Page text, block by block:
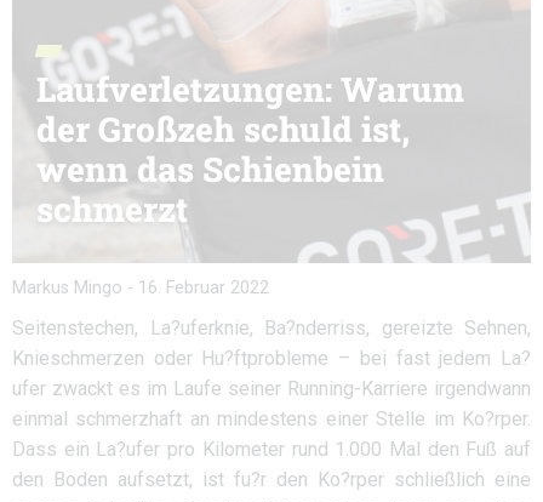
Laufverletzungen: Warum
der Großzeh schuld ist,
wenn das Schienbein
schmerzt
Markus Mingo - 16. Februar 2022
Seitenstechen, La?uferknie, Ba?nderriss, gereizte Sehnen,
Knieschmerzen oder Hu?ftprobleme – bei fast jedem La?
ufer zwackt es im Laufe seiner Running-Karriere irgendwann
einmal schmerzhaft an mindestens einer Stelle im Ko?rper.
Dass ein La?ufer pro Kilometer rund 1.000 Mal den Fuß auf
den Boden aufsetzt, ist fu?r den Ko?rper schließlich eine